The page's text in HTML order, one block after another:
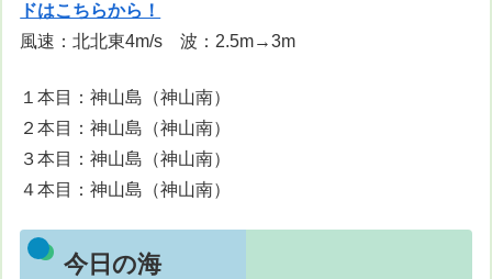
ドはこちらから！
風速：北北東4m/s 波：2.5m→3m
１本目：神山島（神山南）
２本目：神山島（神山南）
３本目：神山島（神山南）
４本目：神山島（神山南）
今日の海